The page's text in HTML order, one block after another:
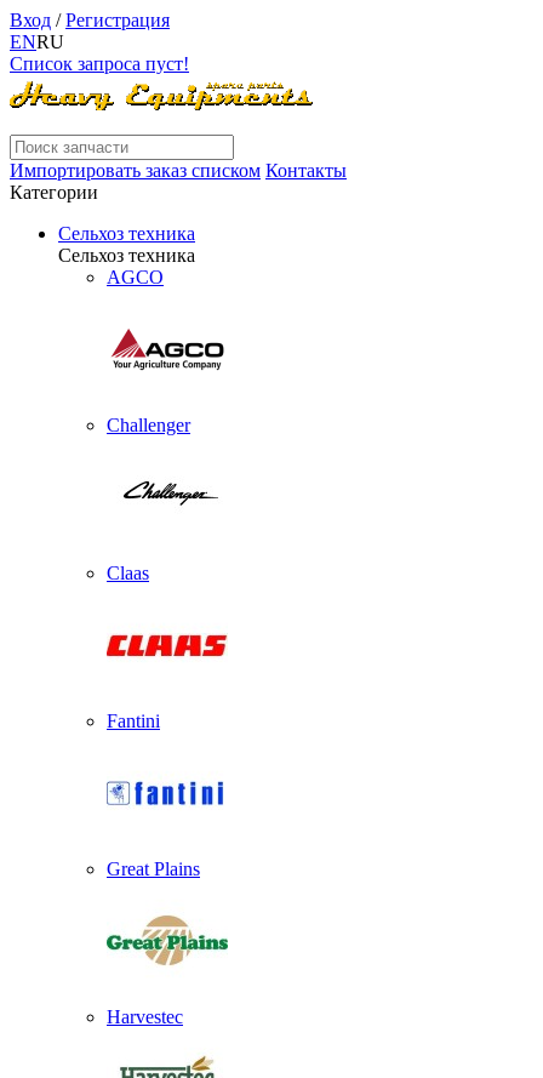
Вход /Регистрация
ENRU
Список запроса пуст!
Импортировать заказ списком Контакты
Категории
Сельхоз техника
Сельхоз техника
AGCO
Challenger
Claas
Fantini
Great Plains
Harvestec